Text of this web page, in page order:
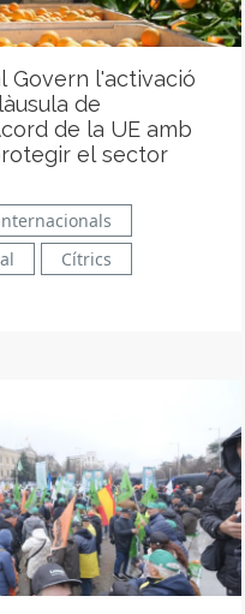
Govern l'activació
de
de la UE amb
el sector
Cítrics